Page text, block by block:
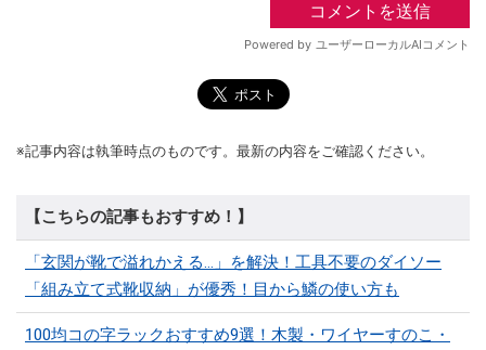
※記事内容は執筆時点のものです。最新の内容をご確認ください。
【こちらの記事もおすすめ！】
「玄関が靴で溢れかえる…」を解決！工具不要のダイソー
「組み立て式靴収納」が優秀！目から鱗の使い方も
100均コの字ラックおすすめ9選！木製・ワイヤーすのこ・